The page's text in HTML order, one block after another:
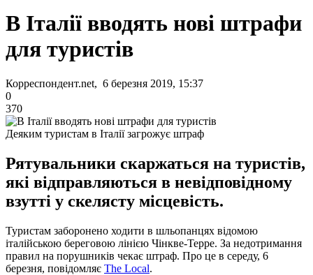
В Італії вводять нові штрафи
для туристів
Корреспондент.net, 6 березня 2019, 15:37
0
370
Деяким туристам в Італії загрожує штраф
Рятувальники скаржаться на туристів,
які відправляються в невідповідному
взутті у скелясту місцевість.
Туристам заборонено ходити в шльопанцях відомою
італійською береговою лінією Чінкве-Терре. За недотримання
правил на порушників чекає штраф. Про це в середу, 6
березня, повідомляє The Local.